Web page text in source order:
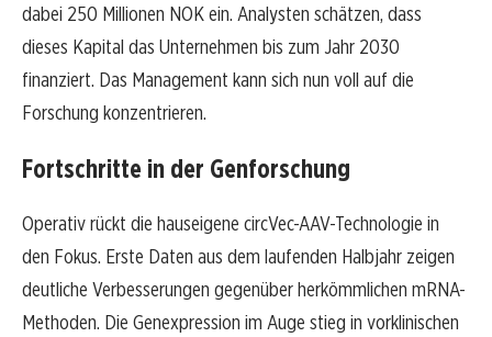
dabei 250 Millionen NOK ein. Analysten schätzen, dass
dieses Kapital das Unternehmen bis zum Jahr 2030
finanziert. Das Management kann sich nun voll auf die
Forschung konzentrieren.
Fortschritte in der Genforschung
Operativ rückt die hauseigene circVec-AAV-Technologie in
den Fokus. Erste Daten aus dem laufenden Halbjahr zeigen
deutliche Verbesserungen gegenüber herkömmlichen mRNA-
Methoden. Die Genexpression im Auge stieg in vorklinischen